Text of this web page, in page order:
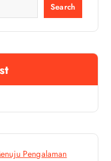
Search
Pengalaman